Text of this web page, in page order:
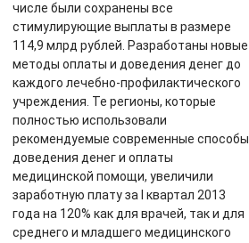
числе были сохранены все
стимулирующие выплаты в размере
114,9 млрд рублей. Разработаны новые
методы оплаты и доведения денег до
каждого лечебно-профилактического
учреждения. Те регионы, которые
полностью использовали
рекомендуемые современные способы
доведения денег и оплаты
медицинской помощи, увеличили
заработную плату за I квартал 2013
года на 120% как для врачей, так и для
среднего и младшего медицинского